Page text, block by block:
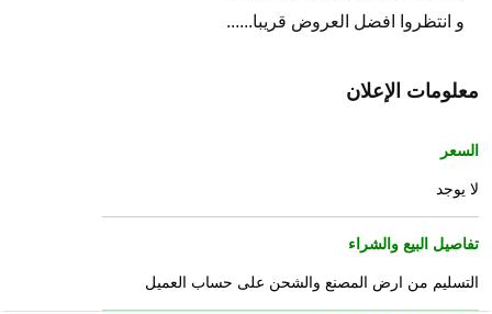
و انتظروا افضل العروض قريبا......
معلومات الإعلان
السعر
لا يوجد
تفاصيل البيع والشراء
التسليم من ارض المصنع والشحن على حساب العميل